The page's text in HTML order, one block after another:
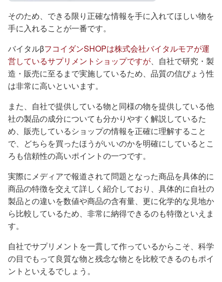
そのため、できる限り正確な情報を手に入れてほしい物を
手に入れることが一番です。
バイタルβフコイダンSHOPは株式会社バイタルモアが運
営しているサプリメントショップですが、自社で研究・製
造・販売に至るまで実施しているため、品質の信ぴょう性
は非常に高いといいます。
また、自社で提供している物と同様の物を提供している他
社の製品の成分についても分かりやすく解説しているた
め、販売しているショップの情報を正確に理解すること
で、どちらを買ったほうがいいのかを明確にしているとこ
ろも信頼性の高いポイントの一つです。
実際にメディアで報道されて問題となった商品を具体的に
商品の特徴を交えて詳しく紹介しており、具体的に自社の
製品との違いを数値や商品の含有量、更に化学的な見地か
ら比較しているため、非常に納得できるのも特徴といえま
す。
自社でサプリメントを一貫して作っているからこそ、科学
の目でもって良質な物と残念な物とを比較できるのもポイ
ントといえるでしょう。